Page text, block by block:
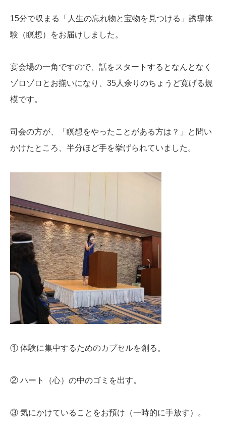
15分で収まる「人生の忘れ物と宝物を見つける」誘導体
験（瞑想）をお届けしました。
宴会場の一角ですので、話をスタートするとなんとなく
ゾロゾロとお揃いになり、35人余りのちょうど寛げる規
模です。
司会の方が、「瞑想をやったことがある方は？」と問い
かけたところ、半分ほど手を挙げられていました。
① 体験に集中するためのカプセルを創る。
② ハート（心）の中のゴミを出す。
③ 気にかけていることをお預け（一時的に手放す）。